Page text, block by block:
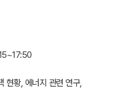
현황, 에너지 관련 연구,